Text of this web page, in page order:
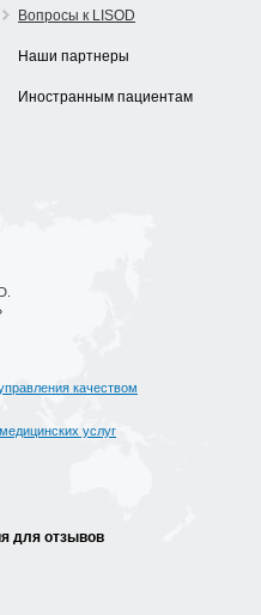
Вопросы к LISOD
Наши партнеры
Иностранным пациентам
качеством
услуг
для отзывов